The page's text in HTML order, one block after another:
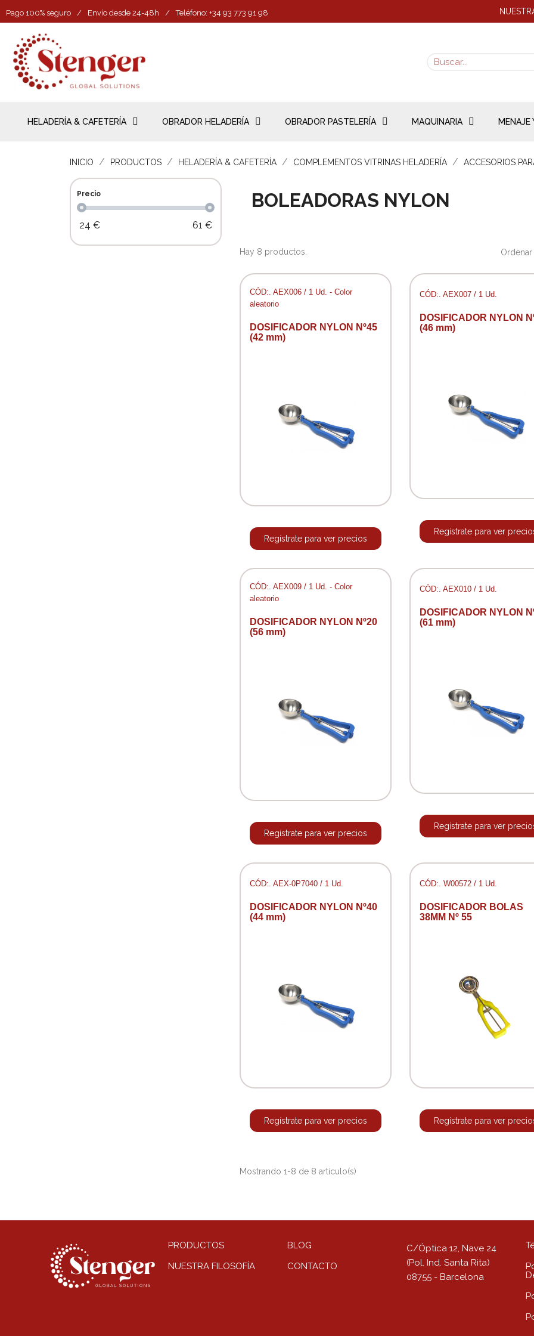
Pago 100% seguro / Envío desde 24-48h / Teléfono: +34 93 773 91 98
HELADERÍA & CAFETERÍA OBRADOR HELADERÍA OBRADOR PASTELERÍA MAQUINARIA MENAJE
INICIO PRODUCTOS HELADERÍA & CAFETERÍA COMPLEMENTOS VITRINAS HELADERÍA ACCESORIOS
Precio
24 € 61 €
BOLEADORAS NYLON
Hay 8 productos.
CÓD:. AEX006 / 1 Ud. - Color
aleatorio
DOSIFICADOR NYLON Nº45
(42 mm)
Regístrate para ver precios
CÓD:. AEX007 / 1 Ud.
DOSIFICADOR NYLON
(46 mm)
Regístrate para ver
CÓD:. AEX009 / 1 Ud. - Color
aleatorio
DOSIFICADOR NYLON Nº20
(56 mm)
Regístrate para ver precios
CÓD:. AEX010 / 1 Ud.
DOSIFICADOR NYLON
(61 mm)
Regístrate para ver
CÓD:. AEX-0P7040 / 1 Ud.
DOSIFICADOR NYLON Nº40
(44 mm)
Regístrate para ver precios
CÓD:. W00572 / 1 Ud.
DOSIFICADOR BOLAS
38MM Nº 55
Regístrate para ver
Mostrando 1-8 de 8 artículo(s)
PRODUCTOS
NUESTRA FILOSOFÍA
BLOG
CONTACTO
C/Óptica 12, Nave 24
(Pol. Ind. Santa Rita)
08755 - Barcelona